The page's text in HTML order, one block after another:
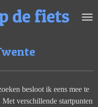
besloot ik eens mee te
verschillende startpunten